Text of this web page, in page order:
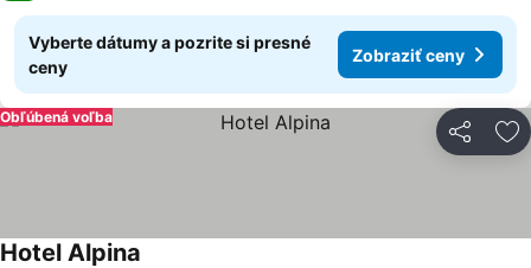
Vyberte dátumy a pozrite si presné
ceny
Zobraziť ceny
Zdieľať
Obľúbená voľba
Hotel Alpina